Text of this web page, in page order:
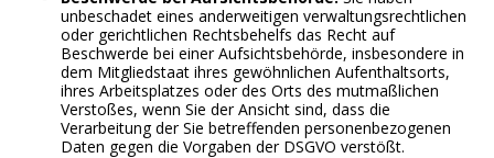
unbeschadet eines anderweitigen verwaltungsrechtlichen
oder gerichtlichen Rechtsbehelfs das Recht auf
Beschwerde bei einer Aufsichtsbehörde, insbesondere in
dem Mitgliedstaat ihres gewöhnlichen Aufenthaltsorts,
ihres Arbeitsplatzes oder des Orts des mutmaßlichen
Verstoßes, wenn Sie der Ansicht sind, dass die
Verarbeitung der Sie betreffenden personenbezogenen
Daten gegen die Vorgaben der DSGVO verstößt.